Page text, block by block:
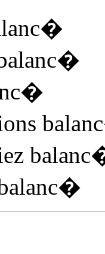
�
�
�
balanc
balanc
�